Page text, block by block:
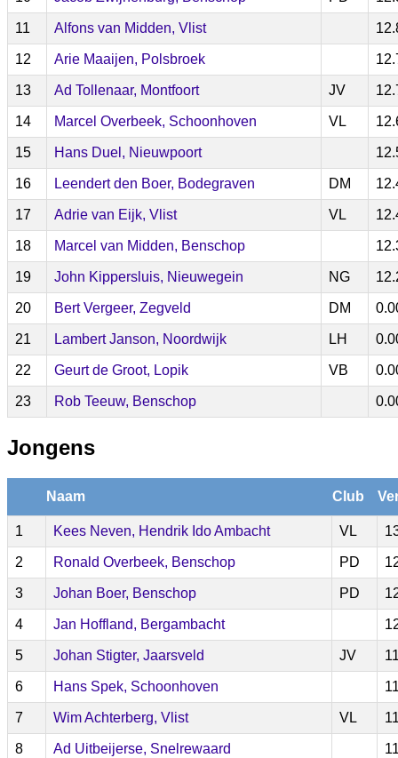
11 Alfons van Midden, Vlist
12 Arie Maaijen, Polsbroek
13 Ad Tollenaar, Montfoort JV
14 Marcel Overbeek, Schoonhoven VL
15 Hans Duel, Nieuwpoort
16 Leendert den Boer, Bodegraven DM
17 Adrie van Eijk, Vlist VL
18 Marcel van Midden, Benschop
19 John Kippersluis, Nieuwegein NG
20 Bert Vergeer, Zegveld DM
21 Lambert Janson, Noordwijk LH
22 Geurt de Groot, Lopik VB
23 Rob Teeuw, Benschop
Jongens
Naam Club
1 Kees Neven, Hendrik Ido Ambacht VL
2 Ronald Overbeek, Benschop PD
3 Johan Boer, Benschop PD
4 Jan Hoffland, Bergambacht
5 Johan Stigter, Jaarsveld JV
6 Hans Spek, Schoonhoven
7 Wim Achterberg, Vlist VL
8 Ad Uitbeijerse, Snelrewaard